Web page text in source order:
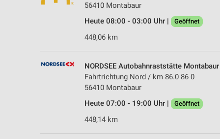
56410 Montabaur
Heute 08:00 - 03:00 Uhr |
Geöffnet
448,06 km
NORDSEE Autobahnraststätte Montabaur
Fahrtrichtung Nord / km 86.0 86 0
56410 Montabaur
Heute 07:00 - 19:00 Uhr |
Geöffnet
448,14 km
Werbung